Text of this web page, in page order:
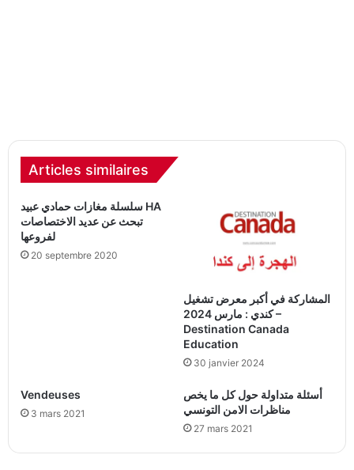
Articles similaires
سلسلة مغازات حمادي عبيد HA
تبحث عن عديد الاختصاصات
لفروعها
20 septembre 2020
المشاركة في أكبر معرض تشغيل
كندي : مارس 2024 –
Destination Canada
Education
30 janvier 2024
Vendeuses
3 mars 2021
أسئلة متداولة حول كل ما يخص
مناظرات الامن التونسي
27 mars 2021